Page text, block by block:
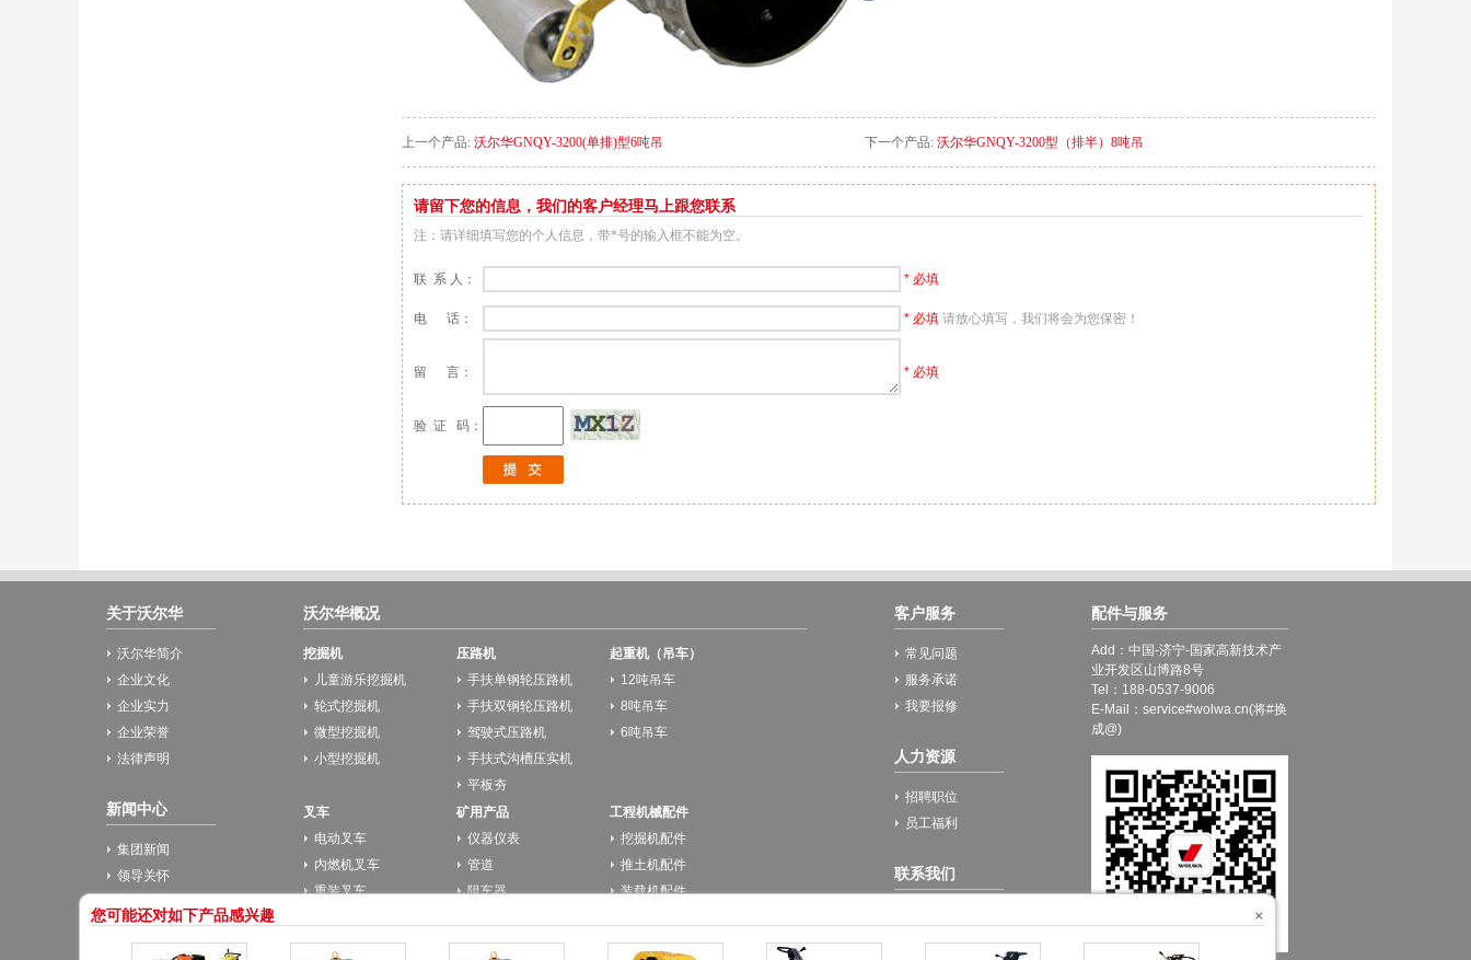
上一个产品: 沃尔华GNQY-3200(单排)型6吨吊 下一个产品: 沃尔华GNQY-3200型（排半）8吨吊
请留下您的信息，我们的客户经理马上跟您联系
注：请详细填写您的个人信息，带*号的输入框不能为空。
联 系 人： * 必填
电 话： * 必填 请放心填写，我们将会为您保密！
留 言： * 必填
验 证 码：
您可能还对如下产品感兴趣 ×
关于沃尔华
沃尔华简介
企业文化
企业实力
企业荣誉
法律声明
新闻中心
集团新闻
领导关怀
客户来访
沃尔华概况
挖掘机
儿童游乐挖掘机
轮式挖掘机
微型挖掘机
小型挖掘机
压路机
手扶单钢轮压路机
手扶双钢轮压路机
驾驶式压路机
手扶式沟槽压实机
平板夯
起重机（吊车）
12吨吊车
8吨吊车
6吨吊车
叉车
电动叉车
内燃机叉车
重装叉车
矿用产品
仪器仪表
管道
阻车器
工程机械配件
挖掘机配件
推土机配件
装载机配件
液压马达
客户服务
常见问题
服务承诺
我要报修
人力资源
招聘职位
员工福利
联系我们
我们的位置
配件与服务
Add：中国-济宁-国家高新技术产
业开发区山博路8号
Tel：188-0537-9006
E-Mail：service#wolwa.cn(将#换
成@)